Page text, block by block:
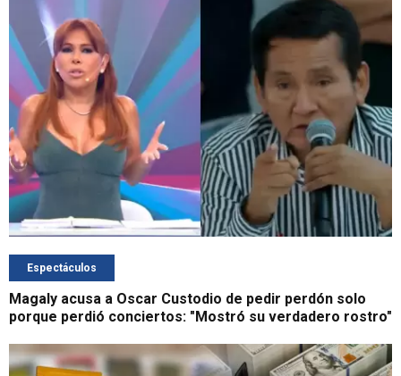
Espectáculos
Magaly acusa a Oscar Custodio de pedir perdón solo
porque perdió conciertos: "Mostró su verdadero rostro"